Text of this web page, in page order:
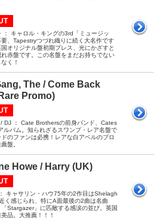
： キャロル・キングの3rd「ミュージッ
要、Tapestryつづれ織りに続く大名作です
オリジナル盤初期プレス、光にかざすと
赤盤です。この名盤をまだお持ちでない
く！
The / Come Back
Promo)
DJ ： Cate Brothersの前身バンド、Cates
ルバム。知られざるスワンプ・レア名盤で
のファンは必携！レアな白アベルのプロ
盤。
Howe / Harry (UK)
キャサリン・ハウ75年の2作目はShelagh
く感じられ、特にA面最後の2曲は名曲
「Stargazer」に匹敵する感涙の並び。英国
品。大推薦！！！